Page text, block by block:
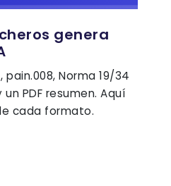
genera
pain.008, Norma 19/34
PDF resumen. Aquí
cada formato.